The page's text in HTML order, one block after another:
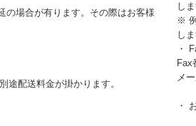
の場合が有ります。その際はお客様
途配送料金が掛かります。
しま
※
し
・
Fax
メ
・